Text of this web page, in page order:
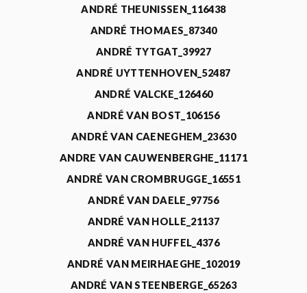
ANDRÉ THEUNISSEN_116438
ANDRÉ THOMAES_87340
ANDRÉ TYTGAT_39927
ANDRÉ UYTTENHOVEN_52487
ANDRÉ VALCKE_126460
ANDRÉ VAN BOST_106156
ANDRÉ VAN CAENEGHEM_23630
ANDRE VAN CAUWENBERGHE_11171
ANDRÉ VAN CROMBRUGGE_16551
ANDRÉ VAN DAELE_97756
ANDRÉ VAN HOLLE_21137
ANDRÉ VAN HUFFEL_4376
ANDRÉ VAN MEIRHAEGHE_102019
ANDRÉ VAN STEENBERGE_65263